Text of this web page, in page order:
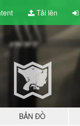
Tải lên
BẢN ĐỒ